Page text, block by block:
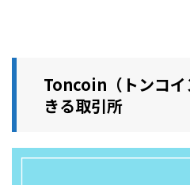
Toncoin（トンコ
きる取引所